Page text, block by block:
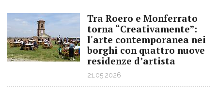
Tra Roero e Monferrato
torna “Creativamente”:
l'arte contemporanea nei
borghi con quattro nuove
residenze d’artista
21.05.2026